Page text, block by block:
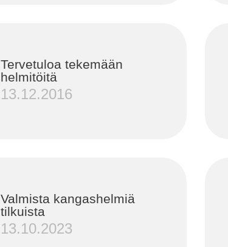
Tervetuloa tekemään
helmitöitä
13.12.2016
Valmista kangashelmiä
tilkuista
13.10.2023